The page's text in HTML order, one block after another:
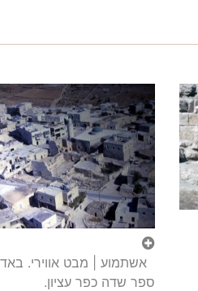
אשתמוע | מבט אווירי.
ספר שדה כפר עציון.